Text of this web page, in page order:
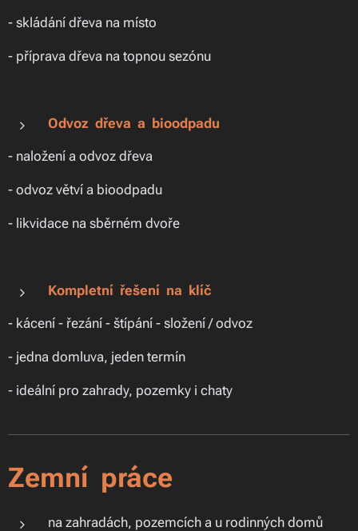
- skládání dřeva na místo
- příprava dřeva na topnou sezónu
Odvoz dřeva a bioodpadu
- naložení a odvoz dřeva
- odvoz větví a bioodpadu
- likvidace na sběrném dvoře
Kompletní řešení na klíč
- kácení - řezání - štípání - složení / odvoz
- jedna domluva, jeden termín
- ideální pro zahrady, pozemky i chaty
Zemní práce
na zahradách, pozemcích a u rodinných domů